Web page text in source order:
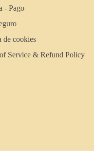
- Pago
de cookies
Service & Refund Policy